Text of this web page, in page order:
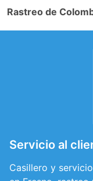
Rastreo de
Servicio al
Casillero y